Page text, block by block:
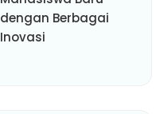
dengan Berbagai
Inovasi